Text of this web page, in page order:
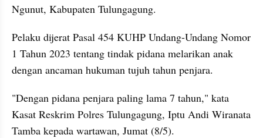
Ngunut, Kabupaten Tulungagung.
Pelaku dijerat Pasal 454 KUHP Undang-Undang Nomor
1 Tahun 2023 tentang tindak pidana melarikan anak
dengan ancaman hukuman tujuh tahun penjara.
"Dengan pidana penjara paling lama 7 tahun," kata
Kasat Reskrim Polres Tulungagung, Iptu Andi Wiranata
Tamba kepada wartawan, Jumat (8/5).